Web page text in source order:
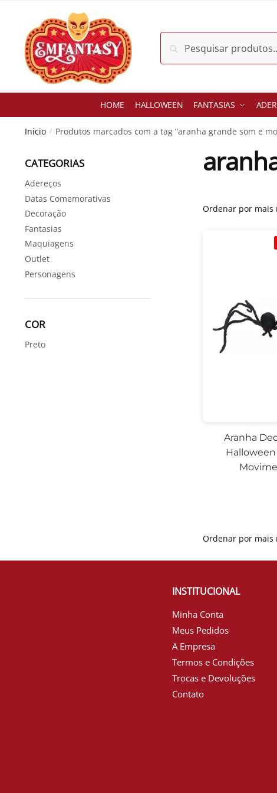
navigation
content
Pesquisar
por:
Pesquisar
HOME HALLOWEEN FANTASIAS
Início / Produtos marcados com a tag “aranha grande som e
Aranha
CATEGORIAS
Adereços
Datas Comemorativas
Decoração
Fantasias
Maquiagens
Outlet
Personagens
COR
Preto
INSTITUCIONAL
Minha Conta
Meus Pedidos
A Empresa
Termos e Condições
Trocas e Devoluções
Contato